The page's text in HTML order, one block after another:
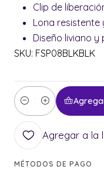
Clip de
Lona resistente
Diseño liviano y
SKU: FSP08BLKBLK
Cantidad
Agregar a la
MÉTODOS DE PAGO